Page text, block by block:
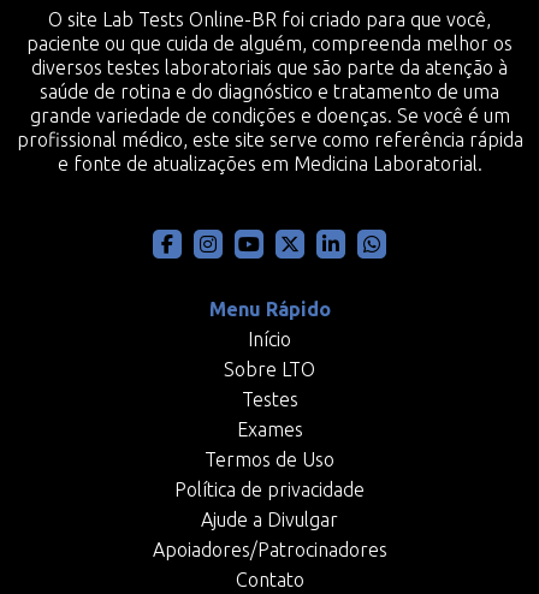
O site Lab Tests Online-BR foi criado para que você,
paciente ou que cuida de alguém, compreenda melhor os
diversos testes laboratoriais que são parte da atenção à
saúde de rotina e do diagnóstico e tratamento de uma
grande variedade de condições e doenças. Se você é um
profissional médico, este site serve como referência rápida
e fonte de atualizações em Medicina Laboratorial.
Menu Rápido
Início
Sobre LTO
Testes
Exames
Termos de Uso
Política de privacidade
Ajude a Divulgar
Apoiadores/Patrocinadores
Contato